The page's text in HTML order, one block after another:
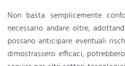
Non basta semplicemente
necessario andare oltre,
possano anticipare eventuali
dimostrassero efficaci,